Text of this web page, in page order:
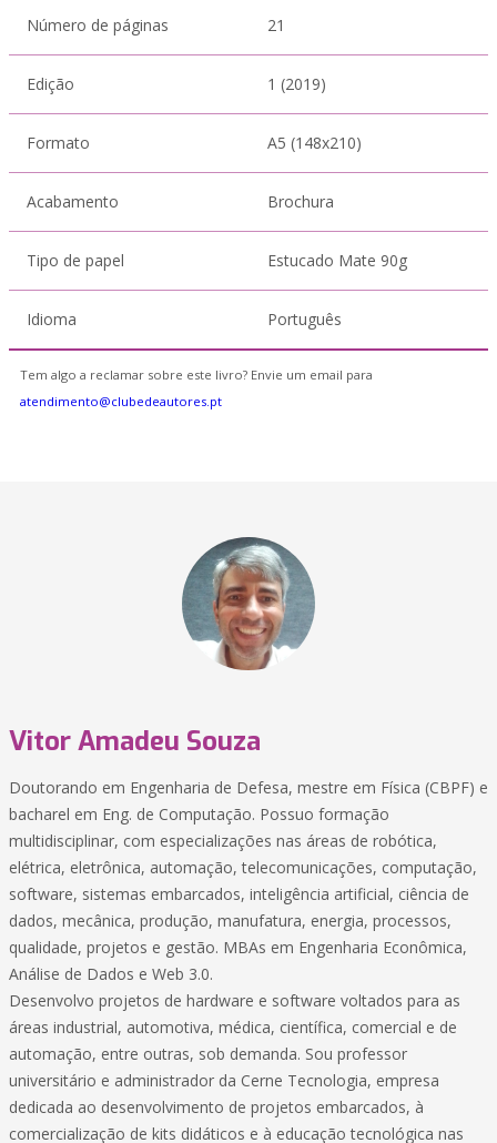
Número de páginas 21
Edição 1 (2019)
Formato A5 (148x210)
Acabamento Brochura
Tipo de papel Estucado Mate 90g
Idioma Português
Tem algo a reclamar sobre este livro? Envie um email para
atendimento@clubedeautores.pt
Vitor Amadeu Souza
Doutorando em Engenharia de Defesa, mestre em Física (CBPF) e
bacharel em Eng. de Computação. Possuo formação
multidisciplinar, com especializações nas áreas de robótica,
elétrica, eletrônica, automação, telecomunicações, computação,
software, sistemas embarcados, inteligência artificial, ciência de
dados, mecânica, produção, manufatura, energia, processos,
qualidade, projetos e gestão. MBAs em Engenharia Econômica,
Análise de Dados e Web 3.0.
Desenvolvo projetos de hardware e software voltados para as
áreas industrial, automotiva, médica, científica, comercial e de
automação, entre outras, sob demanda. Sou professor
universitário e administrador da Cerne Tecnologia, empresa
dedicada ao desenvolvimento de projetos embarcados, à
comercialização de kits didáticos e à educação tecnológica nas